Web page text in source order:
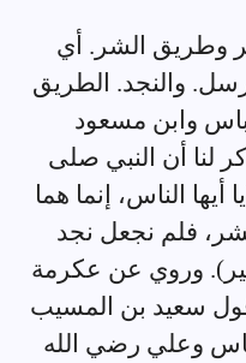
وطريق الشر. أي
والنجد. الطريق
وابن مسعود
لنا أن النبي صلى
الناس، إنما هما
فلم نجعل نجد
وروي عن عكرمة
قول سعيد بن المسيب
وعلي رضي الله